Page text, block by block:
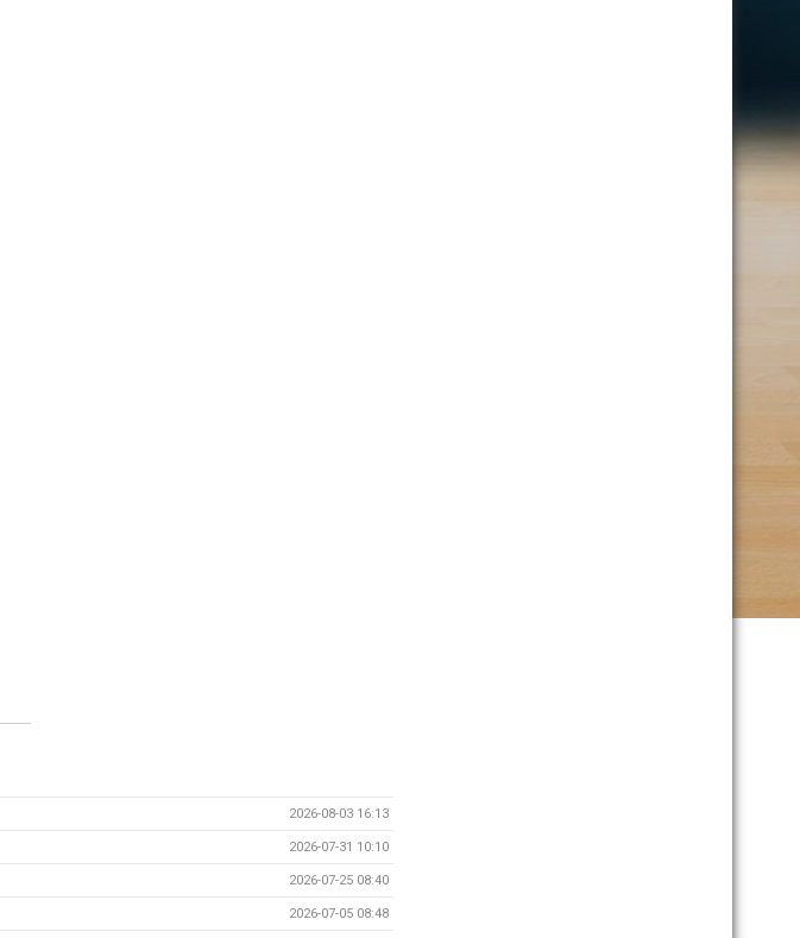
2026-08-03 16:13
2026-07-31 10:10
2026-07-25 08:40
2026-07-05 08:48